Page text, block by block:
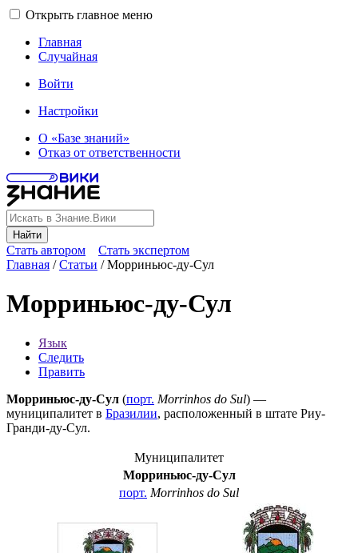
Открыть главное меню
Главная
Случайная
Войти
Настройки
О «Базе знаний»
Отказ от ответственности
Найти
Стать автором
Стать экспертом
Главная /Статьи /Морриньюс-ду-Сул
Морриньюс-ду-Сул
Язык
Следить
Править
Морриньюс-ду-Сул (порт. Morrinhos do Sul) —
муниципалитет в Бразилии, расположенный в штате Риу-
Гранди-ду-Сул.
Муниципалитет
Морриньюс-ду-Сул
порт. Morrinhos do Sul